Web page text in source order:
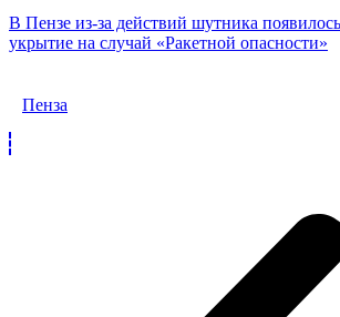
В Пензе из-за действий шутника
укрытие на случай «Ракетной опасности»
Пенза